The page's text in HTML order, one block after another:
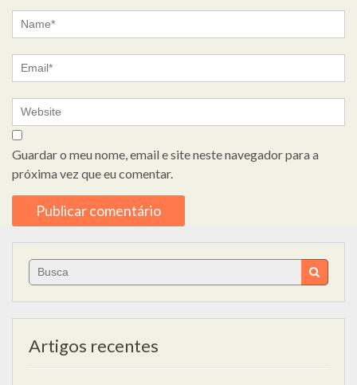
Guardar o meu nome, email e site neste navegador para a
próxima vez que eu comentar.
Search
for:
Artigos recentes